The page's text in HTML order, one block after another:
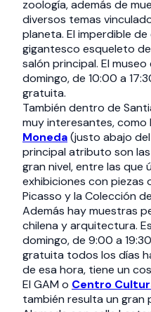
zoología, además de
diversos temas
planeta. El imperdible
gigantesco esqueleto
salón principal. El
domingo, de 10:00 a
gratuita.
También dentro de
muy interesantes, como
Moneda(justo abajo
principal atributo son
gran nivel, entre las que
exhibiciones con piezas
Picasso y la Colección
Además hay muestras
chilena y arquitectura.
domingo, de 9:00 a
gratuita todos los días
de esa hora, tiene un
El GAM o Centro
también resulta un gran